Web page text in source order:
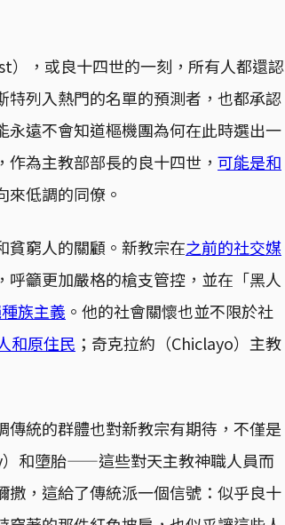
，或良十四世的一刻，所有人都還認
列入熱門的名單的預測者，也都承認
遠不會知道樞機團為何在此時選出一
為主教部部長的良十四世， 可能是和
來低調的同僚。
貧窮人的關顧。新教宗在之前的社交媒
籲更加嚴格的槍支管控，並在「黑人
族主義 。他的社會關懷也並不限於社
和原住民 ；奇克拉約（Chiclayo）主教
統的群體也對新教宗有期待，不僅是
）和墮胎——這些對天主教神職人員而
撒，這給了傳統派一個信號：似乎良十